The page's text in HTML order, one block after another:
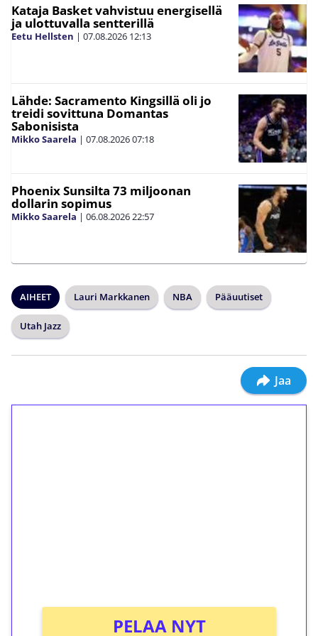
Kataja Basket vahvistuu energisellä
ja ulottuvalla sentterillä
Eetu Hellsten | 07.08.2026 12:13
Lähde: Sacramento Kingsillä oli jo
treidi sovittuna Domantas
Sabonisista
Mikko Saarela | 07.08.202607:18
Phoenix Sunsilta 73 miljoonan
dollarin sopimus
Mikko Saarela | 06.08.202622:57
AIHEET Lauri Markkanen NBA Pääuutiset
Utah Jazz
Jaa
PELAA NYT